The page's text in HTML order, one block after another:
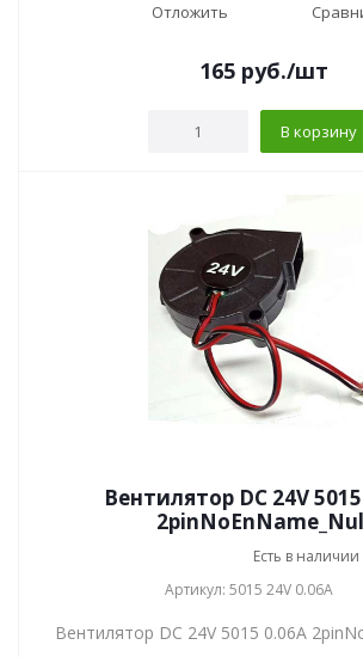
Отложить
165руб./шт
В корзину
Вентилятор DC 24V
Есть в наличии
Артикул: 5015 24V 0.06A
Вентилятор DC 24V 5015 0.06A